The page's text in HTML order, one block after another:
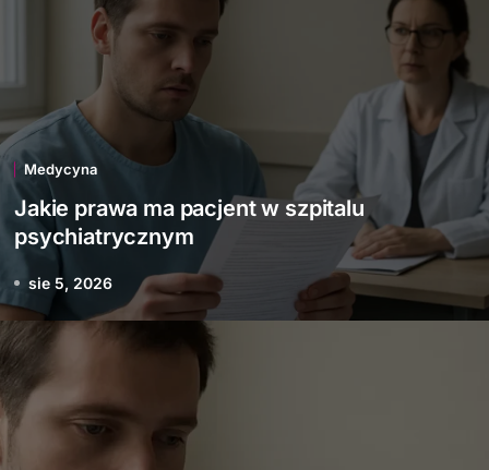
Medycyna
Jakie prawa ma pacjent w szpitalu
psychiatrycznym
sie 5, 2026